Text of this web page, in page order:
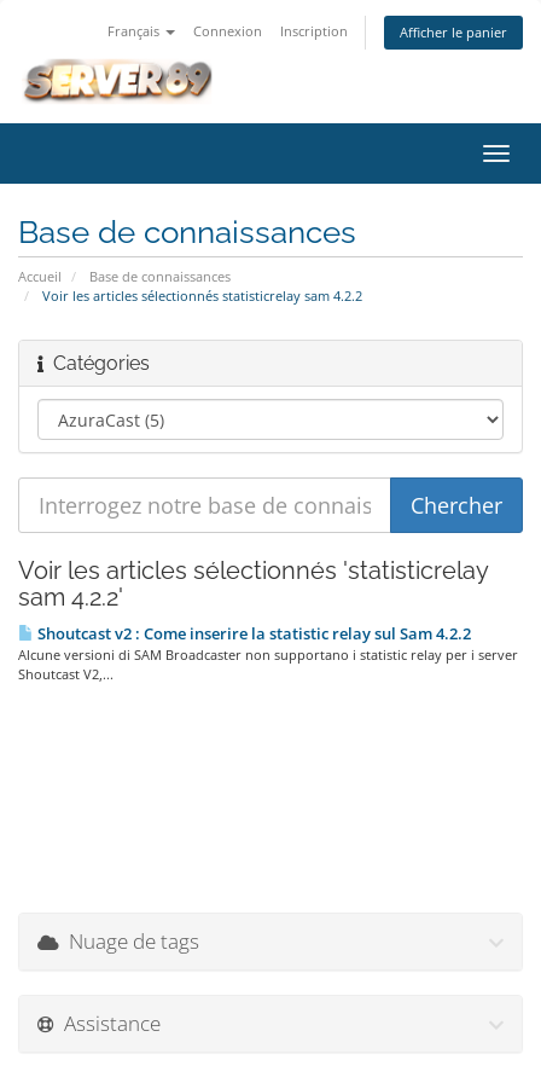
Français Connexion Inscription Afficher le panier
la
Base de connaissances
Accueil
Base de connaissances
Voir les articles sélectionnés statisticrelay sam 4.2.2
Catégories
Voir les articles sélectionnés 'statisticrelay
sam 4.2.2'
Shoutcast v2 : Come inserire la statistic relay sul Sam 4.2.2
Alcune versioni di SAM Broadcaster non supportano i statistic relay per i server
Shoutcast V2,...
Nuage de tags
Assistance